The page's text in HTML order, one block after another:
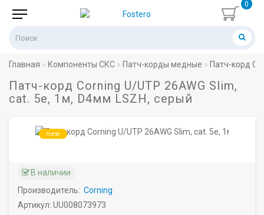
0
Главная Компоненты СКС Патч-корды медные Патч-корд
Патч-корд Corning U/UTP 26AWG Slim,
cat. 5e, 1м, D4мм LSZH, серый
new
В наличии
Производитель: Corning
Артикул: UU008073973